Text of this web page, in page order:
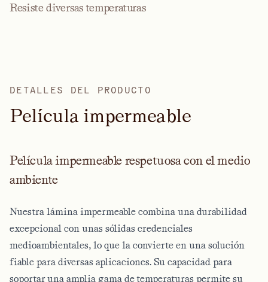
Resiste diversas temperaturas
DETALLES DEL PRODUCTO
Película impermeable
Película impermeable respetuosa con el medio
ambiente
Nuestra lámina impermeable combina una durabilidad
excepcional con unas sólidas credenciales
medioambientales, lo que la convierte en una solución
fiable para diversas aplicaciones. Su capacidad para
soportar una amplia gama de temperaturas permite su